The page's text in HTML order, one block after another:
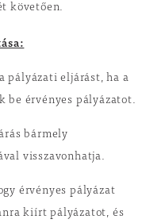
követően.
pályázati eljárást, ha a
be érvényes pályázatot.
bármely
visszavonhatja.
érvényes pályázat
kiírt pályázatot, és